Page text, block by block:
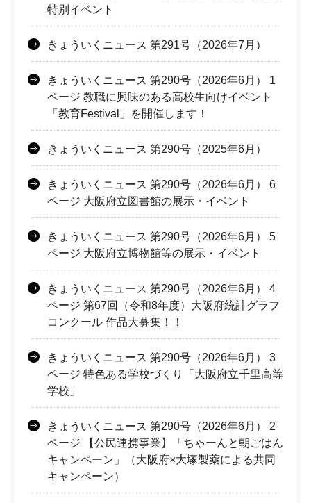
特別イベント
きょういくニュース 第291号（2026年7月）
きょういくニュース 第290号（2026年6月） 1
ページ 教職に興味のある高校生向けイベント
「教育Festival」を開催します！
きょういくニュース 第290号（2025年6月）
きょういくニュース 第290号（2026年6月） 6
ページ 大阪府立図書館の展示・イベント
きょういくニュース 第290号（2026年6月） 5
ページ 大阪府立博物館等の展示・イベント
きょういくニュース 第290号（2026年6月） 4
ページ 第67回（令和8年度）大阪府統計グラフ
コンクール 作品大募集！！
きょういくニュース 第290号（2026年6月） 3
ページ 特色ある学校づくり「大阪府立千里高等
学校」
きょういくニュース 第290号（2026年6月） 2
ページ 【公民連携事業】「ちゃーんと朝ごはん
キャンペーン」（大阪府×大塚製薬による共同
キャンペーン）